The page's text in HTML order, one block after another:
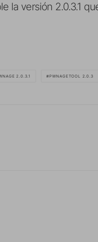
la versión 2.0.3.1
2.0.3.1 PWNAGETOOL 2.0.3